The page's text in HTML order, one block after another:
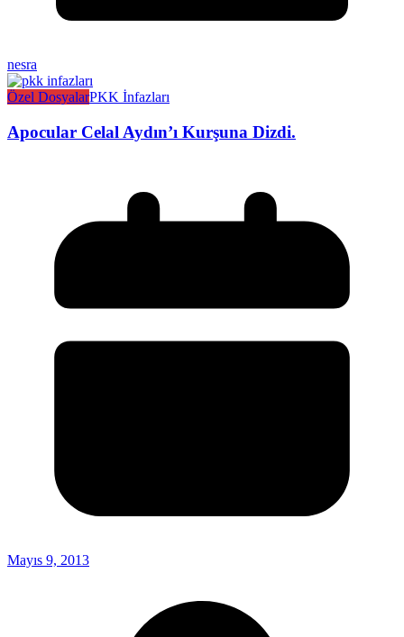
nesra
Özel DosyalarPKK İnfazları
Apocular Celal Aydın’ı Kurşuna Dizdi.
Mayıs 9, 2013